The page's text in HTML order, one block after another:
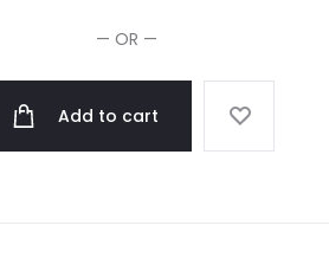
quantity— OR —
Add to cart